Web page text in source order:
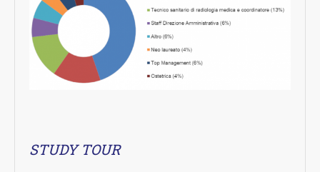
STUDY TOUR